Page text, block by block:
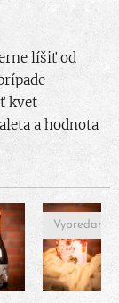
líšiť od
kvet
a hodnota
Vypredané